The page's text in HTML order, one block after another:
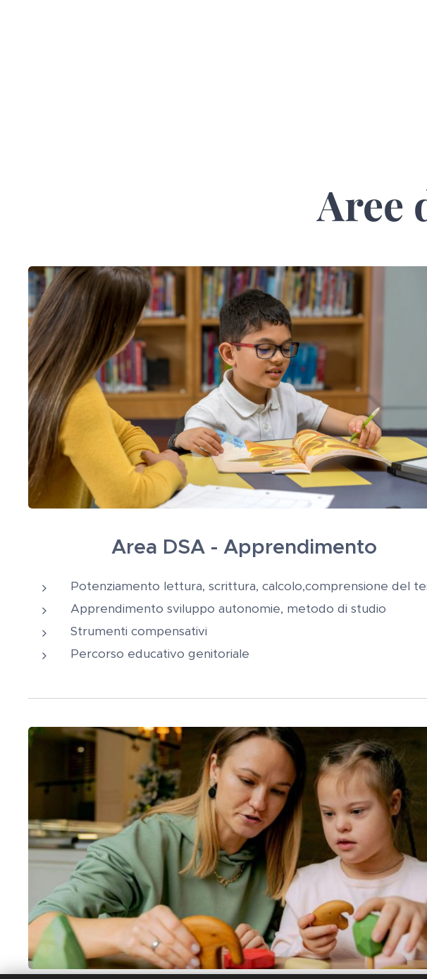
Aree
Area DSA - Apprendimento
Potenziamento lettura, ​scrittura, calcolo, ​comprensione del
Apprendimento sviluppo autonomie, metodo di studio
Strumenti compensativi
Percorso educativo genitoriale